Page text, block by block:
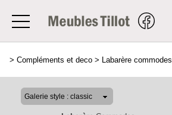
> Compléments et deco > Labarère commodes